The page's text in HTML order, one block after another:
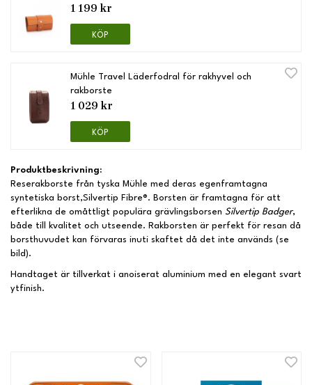
1 199 kr
KÖP
Mühle Travel Läderfodral för rakhyvel och
rakborste
1 029 kr
KÖP
Produktbeskrivning:
Reserakborste från tyska Mühle med deras egenframtagna
syntetiska borst,Silvertip Fibre®. Borsten är framtagna för att
efterlikna de omåttligt populära grävlingsborsen Silvertip Badger,
både till kvalitet och utseende. Rakborsten är perfekt för resan då
borsthuvudet kan förvaras inuti skaftet då det inte används (se
bild).
Handtaget är tillverkat i anoiserat aluminium med en elegant svart
ytfinish.